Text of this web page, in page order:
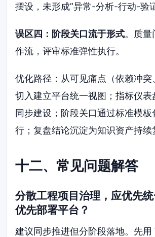
摆设，未形成”异常-分析-行动-验
误区四：阶段关口流于形式。质量
作流，评审标准弹性执行。
优化路径：从可见痛点（依赖冲突
切入建立平台统一视图；指标仪表
同步建设；阶段关口通过标准模板
行；复盘结论沉淀为知识资产持续
十二、常见问题解答
分散工程项目治理，应优先
优先部署平台？
建议同步推进但分阶段落地。先用